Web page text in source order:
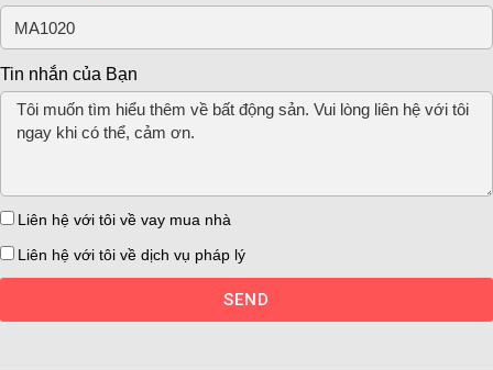
Tin nhắn của Bạn
Liên hệ với tôi về vay mua nhà
Liên hệ với tôi về dịch vụ pháp lý
SEND